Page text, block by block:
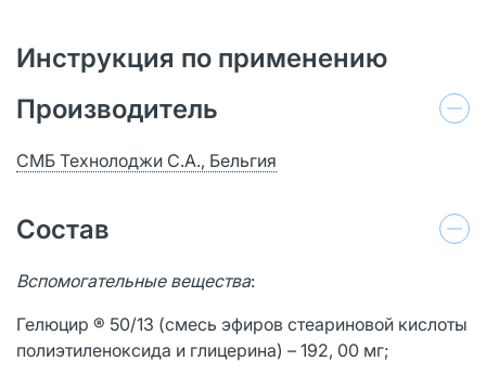
Инструкция по применению
Производитель
СМБ Технолоджи С.А., Бельгия
Состав
Вспомогательные вещества:
Гелюцир ® 50/13 (смесь эфиров стеариновой кислоты
полиэтиленоксида и глицерина) – 192, 00 мг;